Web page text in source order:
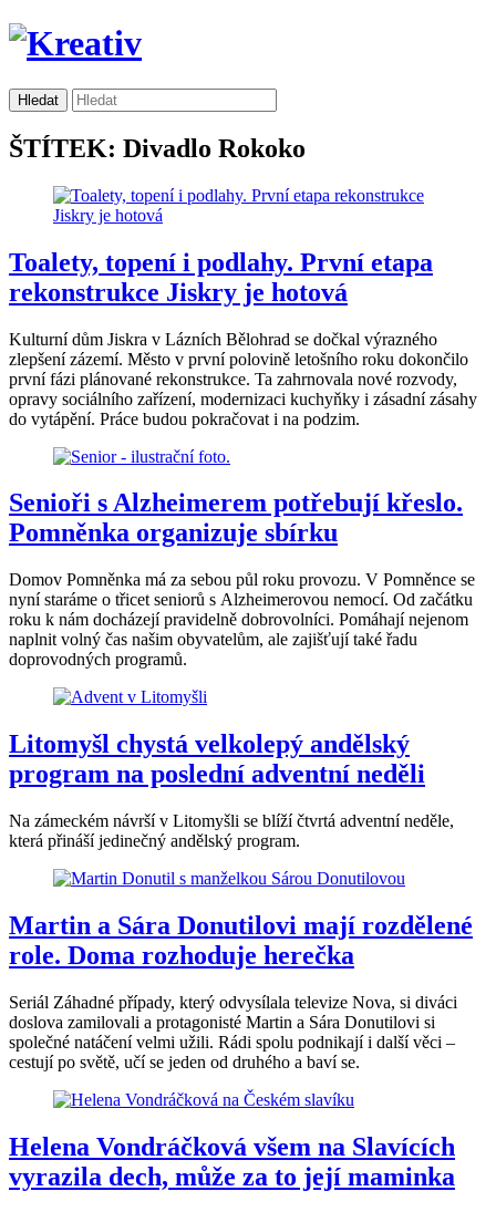
ŠTÍTEK: Divadlo Rokoko
Toalety, topení i podlahy. První etapa
rekonstrukce Jiskry je hotová
Kulturní dům Jiskra v Lázních Bělohrad se dočkal výrazného
zlepšení zázemí. Město v první polovině letošního roku dokončilo
první fázi plánované rekonstrukce. Ta zahrnovala nové rozvody,
opravy sociálního zařízení, modernizaci kuchyňky i zásadní zásahy
do vytápění. Práce budou pokračovat i na podzim.
Senioři s Alzheimerem potřebují křeslo.
Pomněnka organizuje sbírku
Domov Pomněnka má za sebou půl roku provozu. V Pomněnce se
nyní staráme o třicet seniorů s Alzheimerovou nemocí. Od začátku
roku k nám docházejí pravidelně dobrovolníci. Pomáhají nejenom
naplnit volný čas našim obyvatelům, ale zajišťují také řadu
doprovodných programů.
Litomyšl chystá velkolepý andělský
program na poslední adventní neděli
Na zámeckém návrší v Litomyšli se blíží čtvrtá adventní neděle,
která přináší jedinečný andělský program.
Martin a Sára Donutilovi mají rozdělené
role. Doma rozhoduje herečka
Seriál Záhadné případy, který odvysílala televize Nova, si diváci
doslova zamilovali a protagonisté Martin a Sára Donutilovi si
společné natáčení velmi užili. Rádi spolu podnikají i další věci –
cestují po světě, učí se jeden od druhého a baví se.
Helena Vondráčková všem na Slavících
vyrazila dech, může za to její maminka